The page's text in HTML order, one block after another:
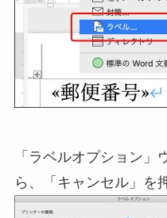
「ラベルオプション」
ら、「キャンセル」を